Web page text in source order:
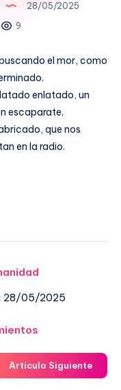
28/05/2025
9
el mor, como
enlatado, un
escaparate.
que nos
en la radio.
28/05/2025
Artículo Siguiente